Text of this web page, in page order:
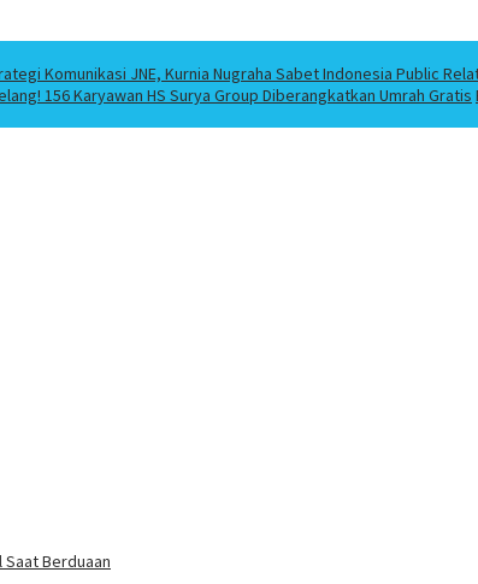
Komunikasi JNE, Kurnia Nugraha Sabet Indonesia Public
156 Karyawan HS Surya Group Diberangkatkan Umrah Gratis
Saat Berduaan